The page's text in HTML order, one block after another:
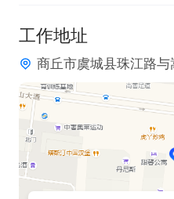
工作地址
商丘市虞城县珠江路